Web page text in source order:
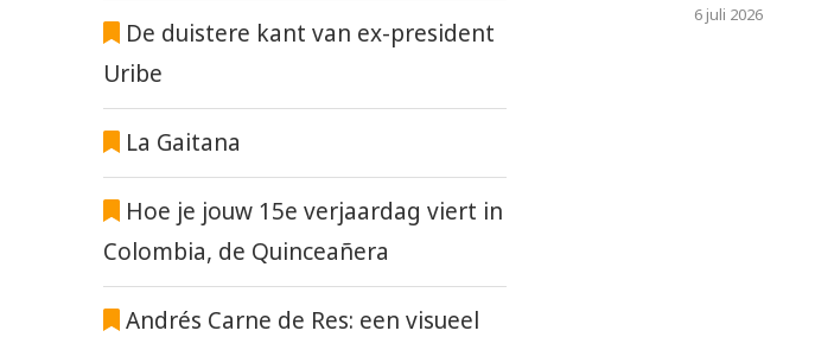
6 juli 2026
De duistere kant van ex-president
Uribe
La Gaitana
Hoe je jouw 15e verjaardag viert in
Colombia, de Quinceañera
Andrés Carne de Res: een visueel